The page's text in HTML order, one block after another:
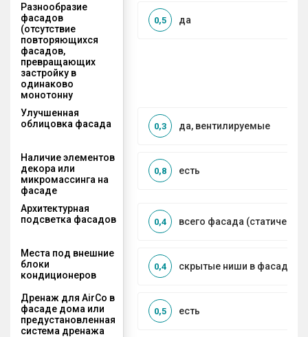
Разнообразие
фасадов
(отсутствие
повторяющихся
фасадов,
превращающих
застройку в
одинаково
монотонну
да
0,5
Улучшенная
облицовка фасада
да, вентилируемые
0,3
Наличие элементов
декора или
микромассинга на
фасаде
есть
0,8
Архитектурная
подсветка фасадов
всего фасада
0,4
Места под внешние
блоки
кондиционеров
скрытые ниши в фасаде
0,4
Дренаж для AirCo в
фасаде дома или
предустановленная
система дренажа
есть
0,5